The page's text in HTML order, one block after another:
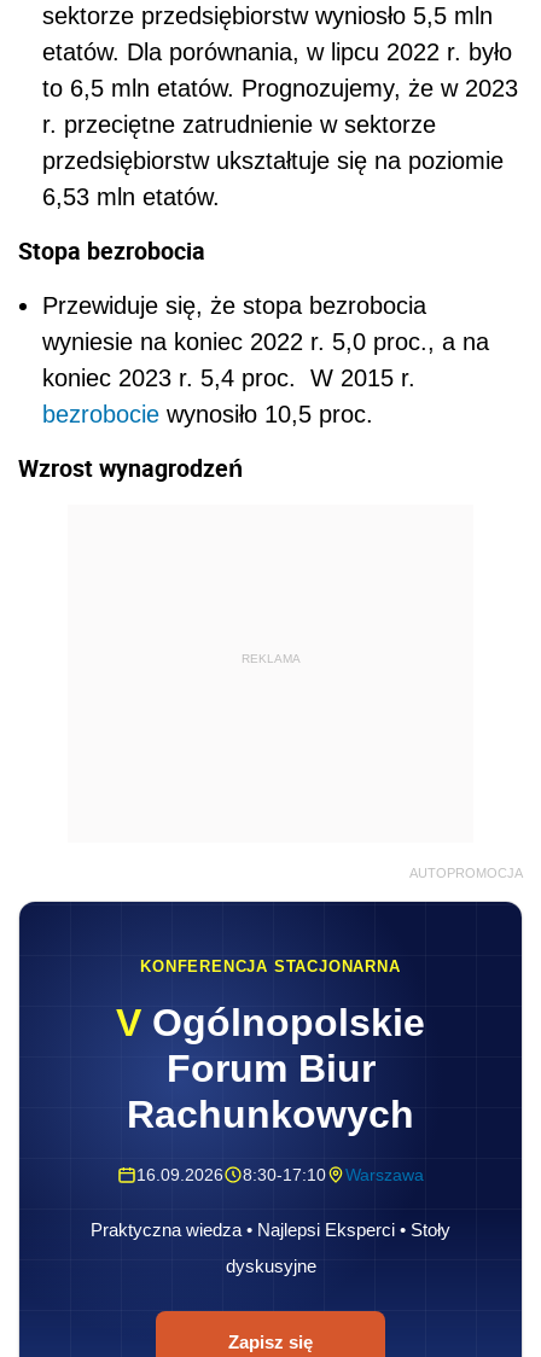
sektorze przedsiębiorstw wyniosło 5,5 mln
etatów. Dla porównania, w lipcu 2022 r. było
to 6,5 mln etatów. Prognozujemy, że w 2023
r. przeciętne zatrudnienie w sektorze
przedsiębiorstw ukształtuje się na poziomie
6,53 mln etatów.
Stopa bezrobocia
Przewiduje się, że stopa bezrobocia
wyniesie na koniec 2022 r. 5,0 proc., a na
koniec 2023 r. 5,4 proc. W 2015 r.
bezrobocie wynosiło 10,5 proc.
Wzrost wynagrodzeń
REKLAMA
AUTOPROMOCJA
KONFERENCJA STACJONARNA
V Ogólnopolskie
Forum Biur
Rachunkowych
16.09.2026 8:30-17:10 Warszawa
Praktyczna wiedza • Najlepsi Eksperci • Stoły
dyskusyjne
Zapisz się